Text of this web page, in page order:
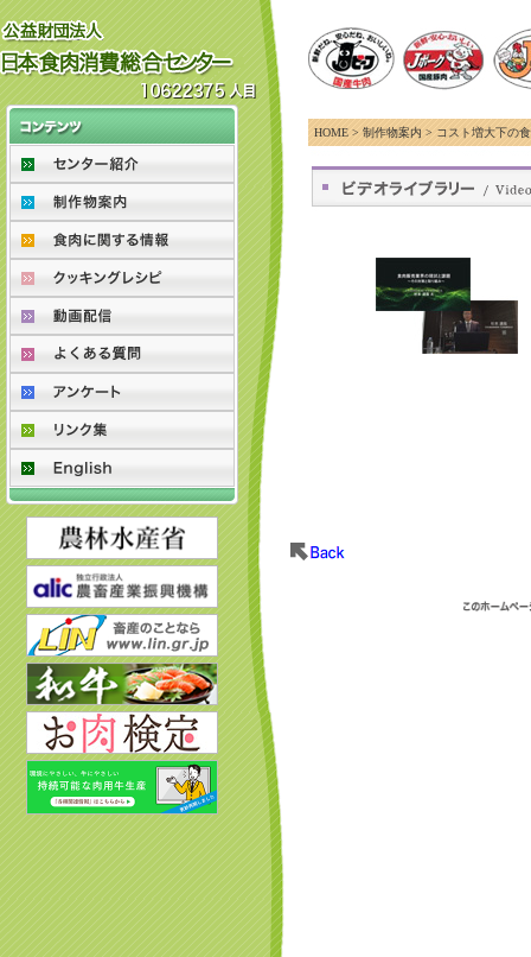
HOME > 制作物案内 > コスト増大下の